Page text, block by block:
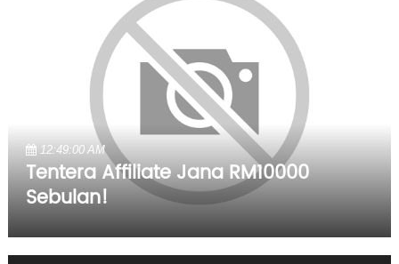
12:49:00 AM
Tentera Affiliate Jana RM10000
Sebulan!